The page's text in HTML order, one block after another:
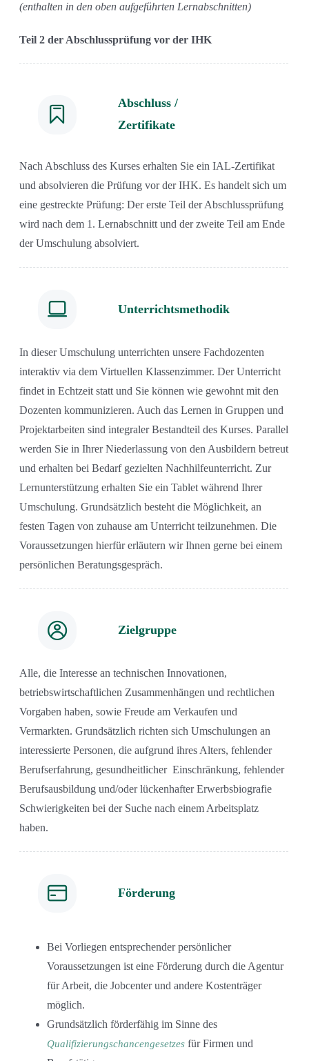
(enthalten in den oben aufgeführten Lernabschnitten)
Teil 2 der Abschlussprüfung vor der IHK
Abschluss /
Zertifikate
Nach Abschluss des Kurses erhalten Sie ein IAL-Zertifikat
und absolvieren die Prüfung vor der IHK. Es handelt sich um
eine gestreckte Prüfung: Der erste Teil der Abschlussprüfung
wird nach dem 1. Lernabschnitt und der zweite Teil am Ende
der Umschulung absolviert.
Unterrichtsmethodik
In dieser Umschulung unterrichten unsere Fachdozenten
interaktiv via dem Virtuellen Klassenzimmer. Der Unterricht
findet in Echtzeit statt und Sie können wie gewohnt mit den
Dozenten kommunizieren. Auch das Lernen in Gruppen und
Projektarbeiten sind integraler Bestandteil des Kurses. Parallel
werden Sie in Ihrer Niederlassung von den Ausbildern betreut
und erhalten bei Bedarf gezielten Nachhilfeunterricht. Zur
Lernunterstützung erhalten Sie ein Tablet während Ihrer
Umschulung. Grundsätzlich besteht die Möglichkeit, an
festen Tagen von zuhause am Unterricht teilzunehmen. Die
Voraussetzungen hierfür erläutern wir Ihnen gerne bei einem
persönlichen Beratungsgespräch.
Zielgruppe
Alle, die Interesse an technischen Innovationen,
betriebswirtschaftlichen Zusammenhängen und rechtlichen
Vorgaben haben, sowie Freude am Verkaufen und
Vermarkten. Grundsätzlich richten sich Umschulungen an
interessierte Personen, die aufgrund ihres Alters, fehlender
Berufserfahrung, gesundheitlicher Einschränkung, fehlender
Berufsausbildung und/oder lückenhafter Erwerbsbiografie
Schwierigkeiten bei der Suche nach einem Arbeitsplatz
haben.
Förderung
Bei Vorliegen entsprechender persönlicher
Voraussetzungen ist eine Förderung durch die Agentur
für Arbeit, die Jobcenter und andere Kostenträger
möglich.
Grundsätzlich förderfähig im Sinne des
Qualifizierungschancengesetzesfür Firmen und